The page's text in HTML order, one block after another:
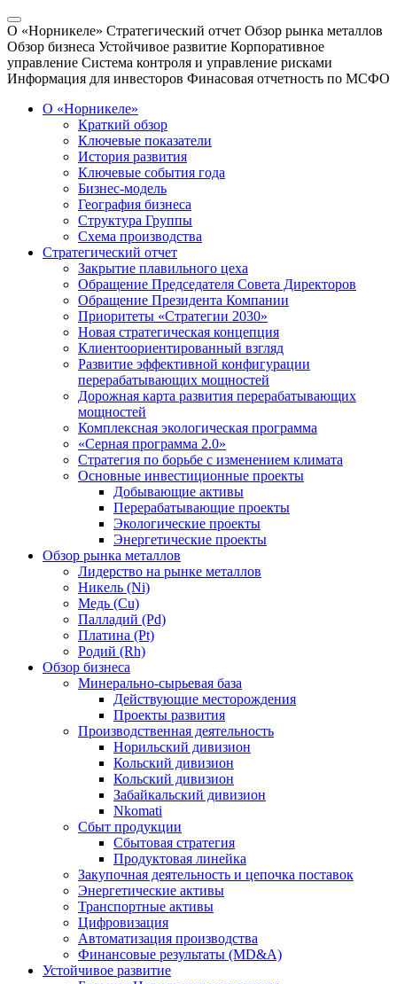
О «Норникеле» Стратегический отчет Обзор рынка металлов
Обзор бизнеса Устойчивое развитие Корпоративное
управление Система контроля и управление рисками
Информация для инвесторов Финасовая отчетность по МСФО
О «Норникеле»
Краткий обзор
Ключевые показатели
История развития
Ключевые события года
Бизнес-модель
География бизнеса
Структура Группы
Схема производства
Стратегический отчет
Закрытие плавильного цеха
Обращение Председателя Совета Директоров
Обращение Президента Компании
Приоритеты «Стратегии 2030»
Новая стратегическая концепция
Клиентоориентированный взгляд
Развитие эффективной конфигурации
перерабатывающих мощностей
Дорожная карта развития перерабатывающих
мощностей
Комплексная экологическая программа
«Серная программа 2.0»
Стратегия по борьбе с изменением климата
Основные инвестиционные проекты
Добывающие активы
Перерабатывающие проекты
Экологические проекты
Энергетические проекты
Обзор рынка металлов
Лидерство на рынке металлов
Никель (Ni)
Медь (Cu)
Палладий (Pd)
Платина (Pt)
Родий (Rh)
Обзор бизнеса
Минерально-сырьевая база
Действующие месторождения
Проекты развития
Производственная деятельность
Норильский дивизион
Кольский дивизион
Кольский дивизион
Забайкальский дивизион
Nkomati
Сбыт продукции
Сбытовая стратегия
Продуктовая линейка
Закупочная деятельность и цепочка поставок
Энергетические активы
Транспортные активы
Цифровизация
Автоматизация производства
Финансовые результаты (MD&A)
Устойчивое развитие